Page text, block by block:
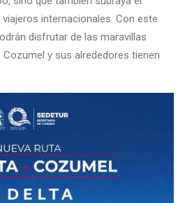
internacionales. Con este
disfrutar de las maravillas
y sus alrededores tienen